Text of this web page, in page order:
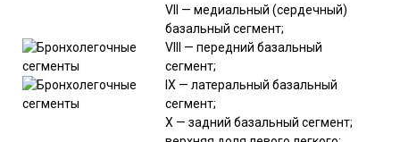
VII — медиальный (сердечный)
базальный сегмент;
VIII — передний базальный
сегмент;
IX — латеральный базальный
сегмент;
X — задний базальный сегмент;